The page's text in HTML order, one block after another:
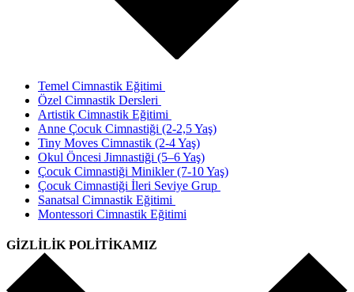
Temel Cimnastik Eğitimi
Özel Cimnastik Dersleri
Artistik Cimnastik Eğitimi
Anne Çocuk Cimnastiği (2-2,5 Yaş)
Tiny Moves Cimnastik (2-4 Yaş)
Okul Öncesi Jimnastiği (5–6 Yaş)
Çocuk Cimnastiği Minikler (7-10 Yaş)
Çocuk Cimnastiği İleri Seviye Grup
Sanatsal Cimnastik Eğitimi
Montessori Cimnastik Eğitimi
GİZLİLİK POLİTİKAMIZ